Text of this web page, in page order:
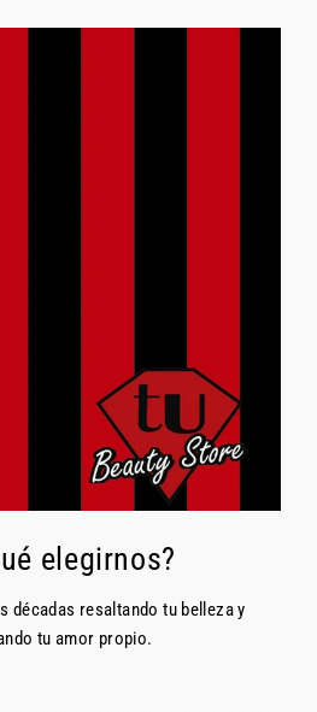
elegirnos?
décadas resaltando tu belleza y
tu amor propio.